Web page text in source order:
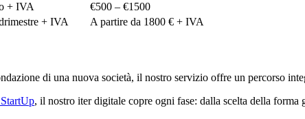
+ IVA
€500 – €1500
+ IVA A partire da 1800 € + IVA
di una nuova società, il nostro servizio offre un percorso
, il nostro iter digitale copre ogni fase: dalla scelta della